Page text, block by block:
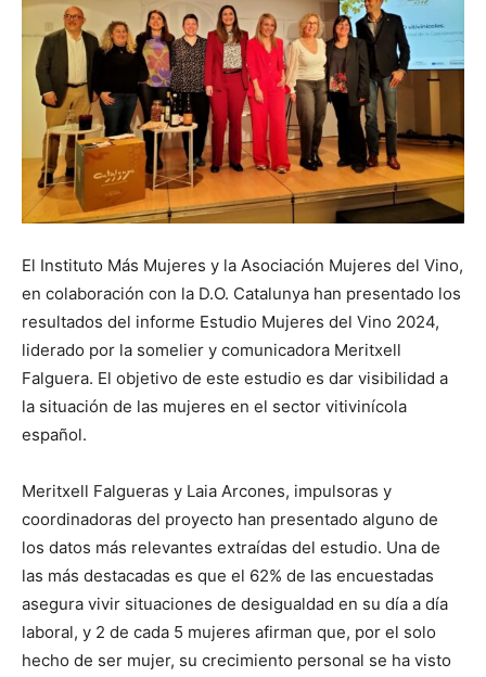
El Instituto Más Mujeres y la Asociación Mujeres del Vino,
en colaboración con la D.O. Catalunya han presentado los
resultados del informe Estudio Mujeres del Vino 2024,
liderado por la somelier y comunicadora Meritxell
Falguera. El objetivo de este estudio es dar visibilidad a
la situación de las mujeres en el sector vitivinícola
español.
Meritxell Falgueras y Laia Arcones, impulsoras y
coordinadoras del proyecto han presentado alguno de
los datos más relevantes extraídas del estudio. Una de
las más destacadas es que el 62% de las encuestadas
asegura vivir situaciones de desigualdad en su día a día
laboral, y 2 de cada 5 mujeres afirman que, por el solo
hecho de ser mujer, su crecimiento personal se ha visto